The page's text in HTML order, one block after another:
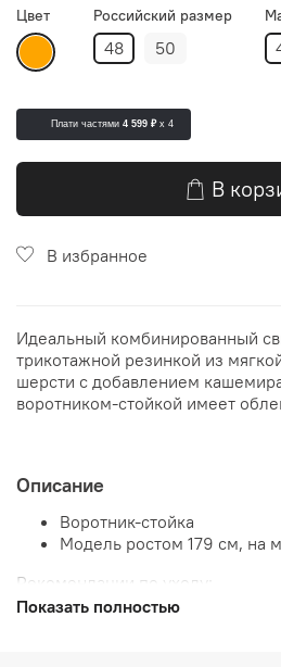
Цвет
Российский размер
48 50
Плати частями 4 599 ₽ x 4
В
В избранное
Идеальный комбинированный
трикотажной резинкой из
шерсти с добавлением
воротником-стойкой имеет
Описание
Воротник-стойка
Модель ростом 179 см, на
Рекомендации по уходу:
Показать полностью